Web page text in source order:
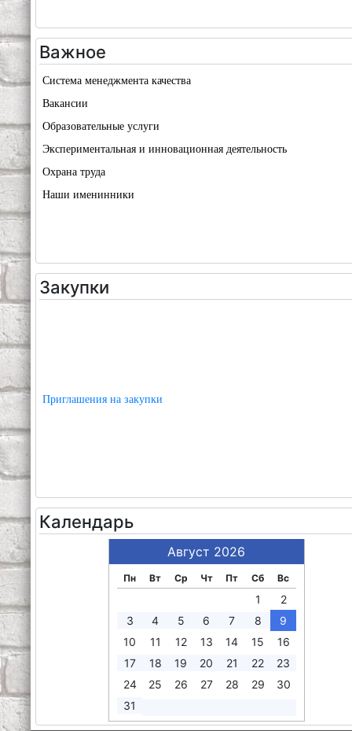
Важное
Система менеджмента качества
Вакансии
Образовательные услуги
Экспериментальная и инновационная деятельность
Охрана труда
Наши именинники
Закупки
Приглашения на закупки
Календарь
Август 2026
Пн Вт Ср Чт Пт Сб Вс
1
2
3
4 5 6 7 8
9
10
11 12 13 14 15
16
17
18 19 20 21 22
23
24
25 26 27 28 29
30
31